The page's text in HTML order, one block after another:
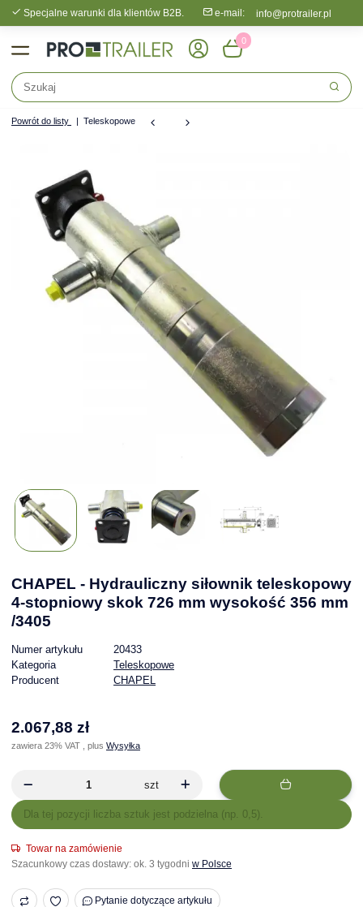
Specjalne warunki dla klientów B2B. e-mail: info@protrailer.pl
0
Powrót do listy Teleskopowe
CHAPEL - Hydrauliczny siłownik teleskopowy
4-stopniowy skok 726 mm wysokość 356 mm
/3405
Numer artykułu
20433
Kategoria
Teleskopowe
Producent
CHAPEL
2.067,88 zł
zawiera 23% VAT , plus Wysyłka
szt
xDla tej pozycji liczba sztuk jest podzielna (np. 0,5).
Towar na zamówienie
Szacunkowy czas dostawy: ok. 3 tygodni w Polsce
Pytanie dotyczące artykułu